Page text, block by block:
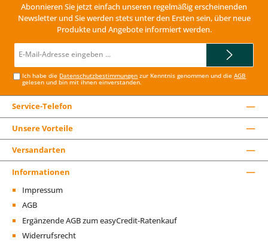
Abonnieren Sie jetzt einfach unseren regelmäßig erscheinenden
Newsletter und Sie werden stets unter den Ersten sein, über neue
Produkte und Angebote informiert werden.
Mail-
Ich habe die Datenschutzbestimmungen zur Kenntnis genommen und dieAGB
gelesen und bin mit ihnen einverstanden.
Service-Telefon
Unsere Vorteile
Versandarten
Informationen
Impressum
AGB
Ergänzende AGB zum easyCredit-Ratenkauf
Widerrufsrecht